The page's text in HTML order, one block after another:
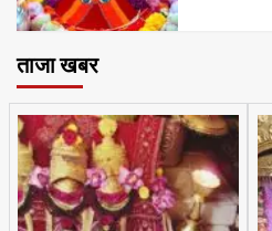
ताजा खबर